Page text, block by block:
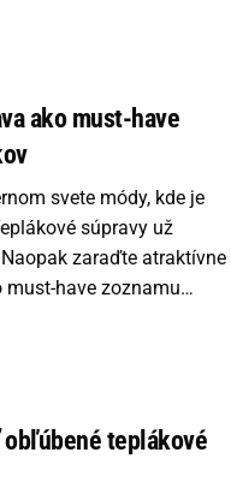
ako must-have
svete módy, kde je
súpravy už
zaraďte atraktívne
must-have zoznamu…
teplákové